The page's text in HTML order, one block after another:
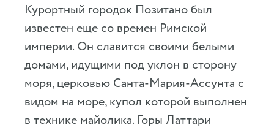
Курортный городок Позитано был
известен еще со времен Римской
империи. Он славится своими белыми
домами, идущими под уклон в сторону
моря, церковью Санта-Мария-Ассунта с
видом на море, купол которой выполнен
в технике майолика. Горы Латтари